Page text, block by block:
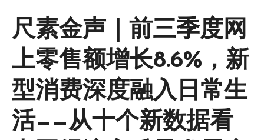
尺素金声｜前三季度网
上零售额增长8.6%，新
型消费深度融入日常生
活——从十个新数据看